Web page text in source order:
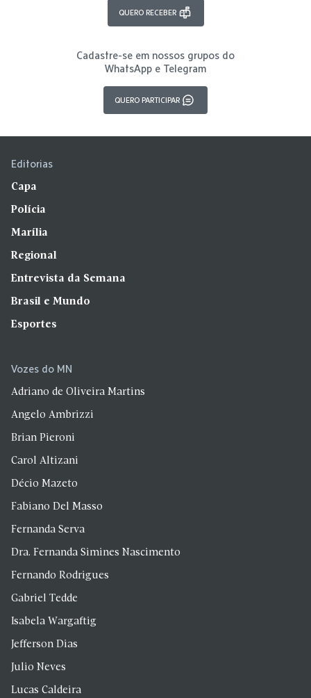
QUERO RECEBER
Cadastre-se em nossos grupos do
WhatsApp e Telegram
QUERO PARTICIPAR
Editorias
Capa
Polícia
Marília
Regional
Entrevista da Semana
Brasil e Mundo
Esportes
Vozes do MN
Adriano de Oliveira Martins
Angelo Ambrizzi
Brian Pieroni
Carol Altizani
Décio Mazeto
Fabiano Del Masso
Fernanda Serva
Dra. Fernanda Simines Nascimento
Fernando Rodrigues
Gabriel Tedde
Isabela Wargaftig
Jefferson Dias
Julio Neves
Lucas Caldeira